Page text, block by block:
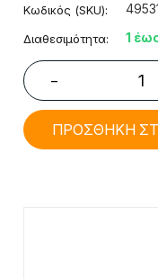
Κωδικός (SKU):
Διαθεσιμότητα: 1
−
ΠΡΟΣΘΗΚΗ